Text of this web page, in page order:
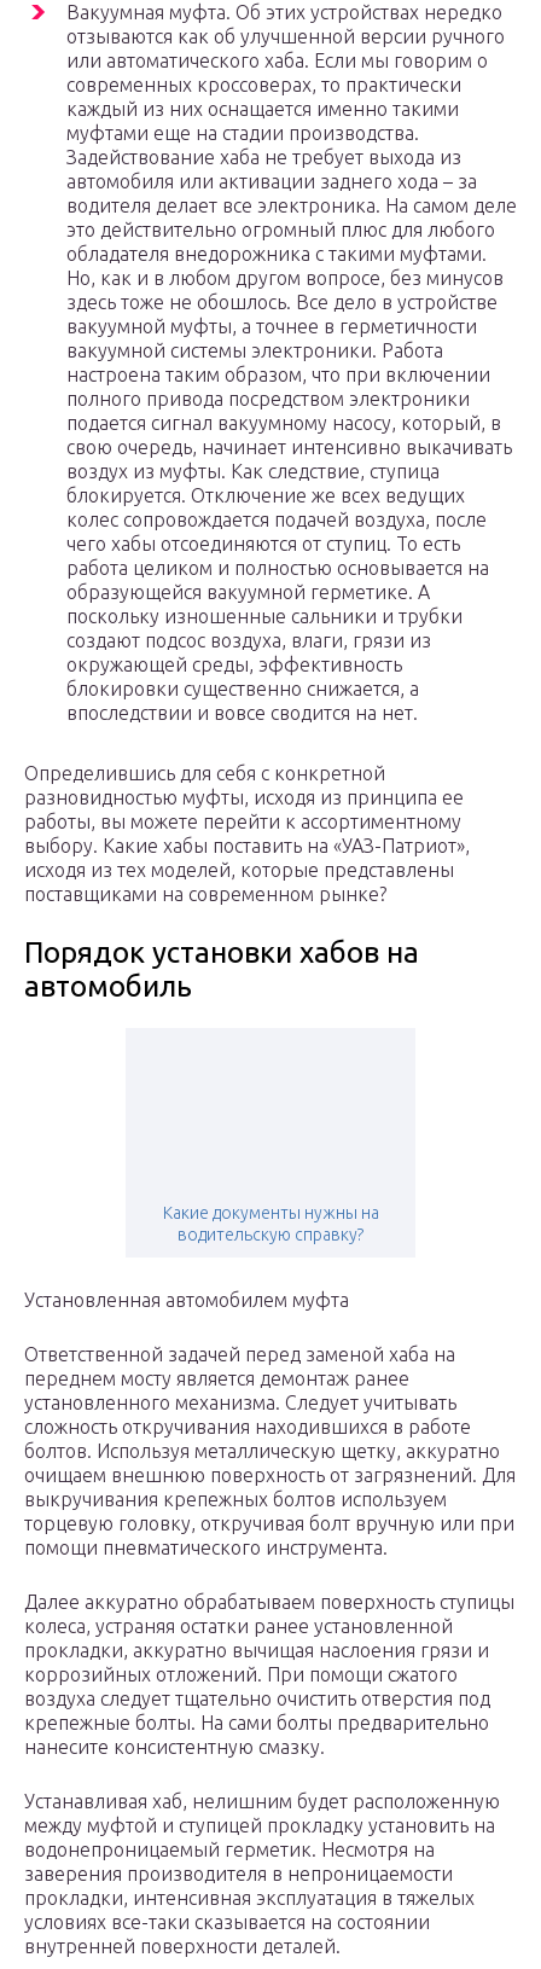
Вакуумная муфта. Об этих устройствах нередко
отзываются как об улучшенной версии ручного
или автоматического хаба. Если мы говорим о
современных кроссоверах, то практически
каждый из них оснащается именно такими
муфтами еще на стадии производства.
Задействование хаба не требует выхода из
автомобиля или активации заднего хода – за
водителя делает все электроника. На самом деле
это действительно огромный плюс для любого
обладателя внедорожника с такими муфтами.
Но, как и в любом другом вопросе, без минусов
здесь тоже не обошлось. Все дело в устройстве
вакуумной муфты, а точнее в герметичности
вакуумной системы электроники. Работа
настроена таким образом, что при включении
полного привода посредством электроники
подается сигнал вакуумному насосу, который, в
свою очередь, начинает интенсивно выкачивать
воздух из муфты. Как следствие, ступица
блокируется. Отключение же всех ведущих
колес сопровождается подачей воздуха, после
чего хабы отсоединяются от ступиц. То есть
работа целиком и полностью основывается на
образующейся вакуумной герметике. А
поскольку изношенные сальники и трубки
создают подсос воздуха, влаги, грязи из
окружающей среды, эффективность
блокировки существенно снижается, а
впоследствии и вовсе сводится на нет.
Определившись для себя с конкретной
разновидностью муфты, исходя из принципа ее
работы, вы можете перейти к ассортиментному
выбору. Какие хабы поставить на «УАЗ-Патриот»,
исходя из тех моделей, которые представлены
поставщиками на современном рынке?
Порядок установки хабов на
автомобиль
Какие документы нужны на
водительскую справку?
Установленная автомобилем муфта
Ответственной задачей перед заменой хаба на
переднем мосту является демонтаж ранее
установленного механизма. Следует учитывать
сложность откручивания находившихся в работе
болтов. Используя металлическую щетку, аккуратно
очищаем внешнюю поверхность от загрязнений. Для
выкручивания крепежных болтов используем
торцевую головку, откручивая болт вручную или при
помощи пневматического инструмента.
Далее аккуратно обрабатываем поверхность ступицы
колеса, устраняя остатки ранее установленной
прокладки, аккуратно вычищая наслоения грязи и
коррозийных отложений. При помощи сжатого
воздуха следует тщательно очистить отверстия под
крепежные болты. На сами болты предварительно
нанесите консистентную смазку.
Устанавливая хаб, нелишним будет расположенную
между муфтой и ступицей прокладку установить на
водонепроницаемый герметик. Несмотря на
заверения производителя в непроницаемости
прокладки, интенсивная эксплуатация в тяжелых
условиях все-таки сказывается на состоянии
внутренней поверхности деталей.